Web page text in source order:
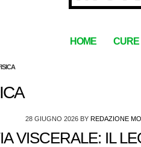
HOME CURE
28 GIUGNO 2026BY REDAZIONE
VISCERALE: IL